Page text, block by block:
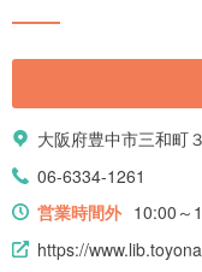
大阪府豊中市三和町
06-6334-1261
営業時間外 10:00～
https://